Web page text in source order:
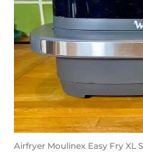
Airfryer Moulinex Easy Fry XL